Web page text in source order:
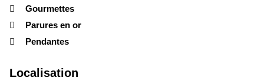
Gourmettes
Parures en or
Pendantes
Localisation